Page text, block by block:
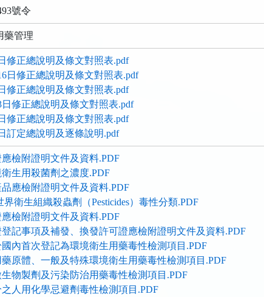
號令
藥管理
修正總說明及條文對照表.pdf
日修正總說明及條文對照表.pdf
修正總說明及條文對照表.pdf
修正總說明及條文對照表.pdf
修正總說明及條文對照表.pdf
訂定總說明及逐條說明.pdf
檢附證明文件及資料.PDF
生用殺菌劑之濃度.PDF
應檢附證明文件及資料.PDF
衛生組織殺蟲劑（Pesticides）毒性分類.PDF
檢附證明文件及資料.PDF
記事項及補發、換發許可證應檢附證明文件及資料.PDF
內首次登記為環境衛生用藥毒性檢測項目.PDF
原體、一般及特殊環境衛生用藥毒性檢測項目.PDF
物製劑及污染防治用藥毒性檢測項目.PDF
人用化學忌避劑毒性檢測項目.PDF